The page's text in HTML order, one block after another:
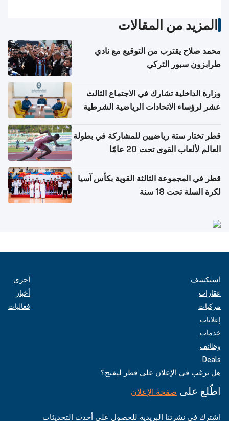
المزيد من المقالات
محمد صلاح يقترب من التوقيع مع نادي
طرابزون سبور التركي
وزارة الداخلية تشارك في الاجتماع الثالث
عشر لرؤساء الاتحادات الرياضية الشرطية
قطر تختار ستة رياضيين للمشاركة في بطولة
العالم لألعاب القوى تحت 20 عامًا
قطر في المجموعة الثالثة القوية بكأس آسيا
لكرة السلة تحت 18 سنة
استكشف
عقارات
مركبات
إعلانات
خدمات
وظائف
Deals
أخرى
أخبار
فعاليات
هل ترغب في الإعلان على قطر ليفنج؟
اطّلع على صفحة الإعلان
اشترك في نشرتنا البريدية للحصول على أحدث التحديثات